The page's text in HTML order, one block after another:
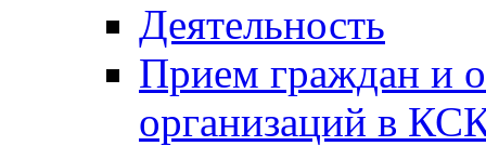
Деятельность
Прием граждан и
организаций в